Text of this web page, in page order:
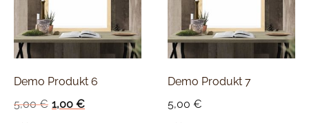
Demo Produkt 6
5,00€ 1,00 €
Demo Produkt 7
5,00 €